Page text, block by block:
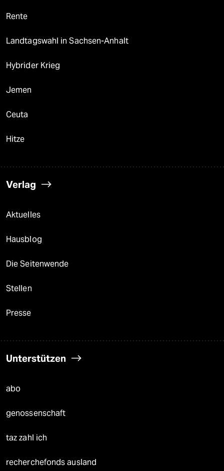
Rente
Landtagswahl in Sachsen-Anhalt
Hybrider Krieg
Jemen
Ceuta
Hitze
Verlag
Aktuelles
Hausblog
Die Seitenwende
Stellen
Presse
Unterstützen
abo
genossenschaft
taz zahl ich
recherchefonds ausland